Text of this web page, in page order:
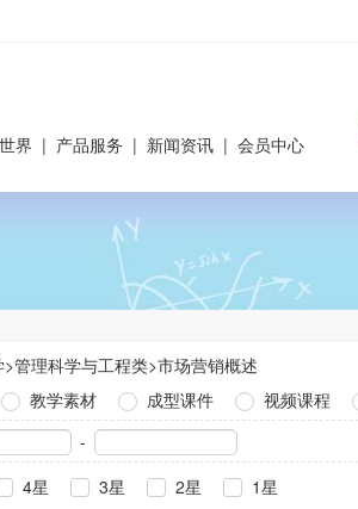
界 | 产品服务 | 新闻资讯 | 会员中心
>管理科学与工程类>市场营销概述
教学素材 成型课件 视频课程
-
4星 3星 2星 1星